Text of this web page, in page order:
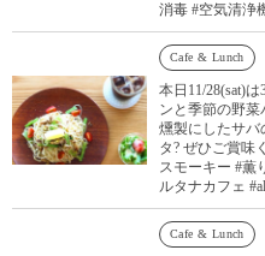
消毒 #空気清浄
Cafe & Lunch
本日11/28(sat)
ンと季節の野菜
燻製にしたサバ
タ? ぜひご賞味
スモーキー #薫
ルタナカフェ
Cafe & Lunch